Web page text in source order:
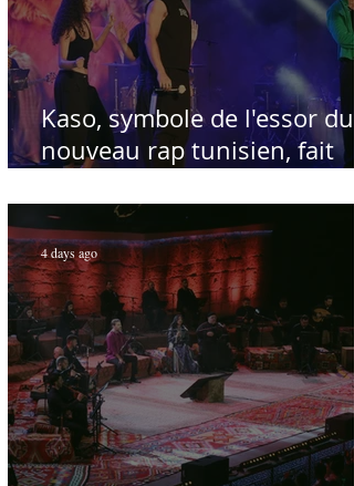
Kaso, symbole de l'essor du
nouveau rap tunisien, fait
international de Sfax - Par
Sofien Manaï
4 days ago